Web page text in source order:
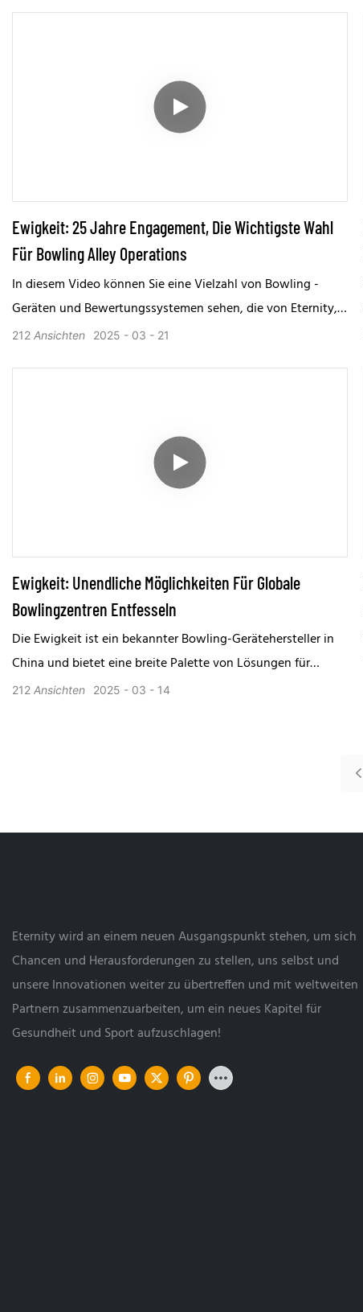
Ewigkeit: 25 Jahre Engagement, Die Wichtigste Wahl
Für Bowling Alley Operations
In diesem Video können Sie eine Vielzahl von Bowling -
Geräten und Bewertungssystemen sehen, die von Eternity,
die in unserer Ausstellungshalle gezeigt wurden, sowie die
2025 03 21
212 Ansichten
Ewigkeit: Unendliche Möglichkeiten Für Globale
Bowlingzentren Entfesseln
Die Ewigkeit ist ein bekannter Bowling-Gerätehersteller in
China und bietet eine breite Palette von Lösungen für
Bowlinggeräte, entweder als Zubehör oder als vollständige
2025 03 14
212 Ansichten
Eternity wird an einem neuen Ausgangspunkt stehen, um sich
Chancen und Herausforderungen zu stellen, uns selbst und
unsere Innovationen weiter zu übertreffen und mit weltweiten
Partnern zusammenzuarbeiten, um ein neues Kapitel für
Gesundheit und Sport aufzuschlagen!